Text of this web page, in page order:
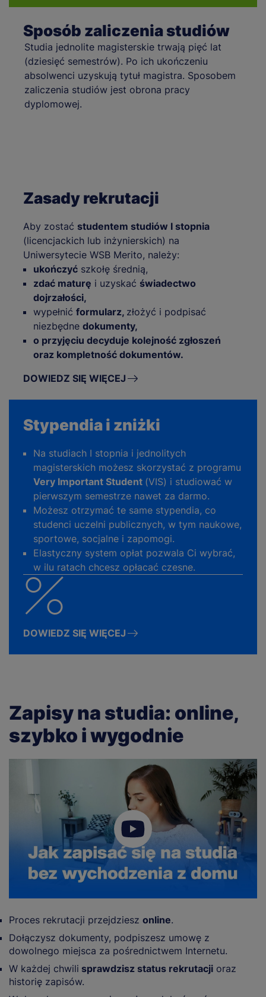
Sposób zaliczenia studiów
Studia jednolite magisterskie trwają pięć lat
(dziesięć semestrów). Po ich ukończeniu
absolwenci uzyskują tytuł magistra. Sposobem
zaliczenia studiów jest obrona pracy
dyplomowej.
Zasady rekrutacji
Aby zostać studentem studiów I stopnia
(licencjackich lub inżynierskich) na
Uniwersytecie WSB Merito, należy:
ukończyć szkołę średnią,
zdać maturę i uzyskać świadectwo
dojrzałości,
wypełnić formularz, złożyć i podpisać
niezbędne dokumenty,
o przyjęciu decyduje kolejność zgłoszeń
oraz kompletność dokumentów.
DOWIEDZ SIĘ WIĘCEJ
Stypendia i zniżki
Na studiach I stopnia i jednolitych
magisterskich możesz skorzystać z programu
Very Important Student (VIS) i studiować w
pierwszym semestrze nawet za darmo.
Możesz otrzymać te same stypendia, co
studenci uczelni publicznych, w tym naukowe,
sportowe, socjalne i zapomogi.
Elastyczny system opłat pozwala Ci wybrać,
w ilu ratach chcesz opłacać czesne.
DOWIEDZ SIĘ WIĘCEJ
Zapisy na studia: online,
szybko i wygodnie
Proces rekrutacji przejdziesz online.
Dołączysz dokumenty, podpiszesz umowę z
dowolnego miejsca za pośrednictwem Internetu.
W każdej chwili sprawdzisz status rekrutacji oraz
historię zapisów.